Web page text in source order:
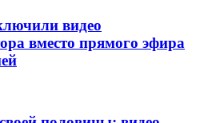
видео
вместо прямого эфира